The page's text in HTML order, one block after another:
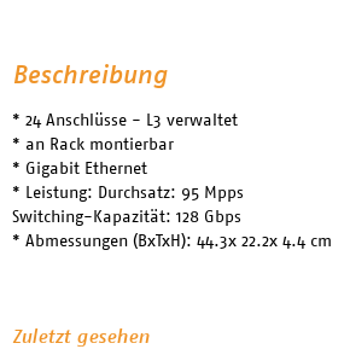
Beschreibung
* 24 Anschlüsse - L3 verwaltet
* an Rack montierbar
* Gigabit Ethernet
* Leistung: Durchsatz: 95 Mpps
Switching-Kapazität: 128 Gbps
* Abmessungen (BxTxH): 44.3x 22.2x 4.4 cm
Zuletzt gesehen